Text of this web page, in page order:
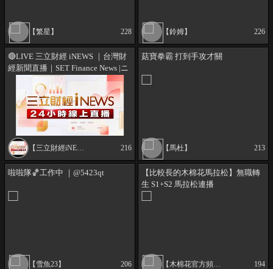
【繁星】 228 【鈴姆】 226
🔴LIVE 三立財經 iNEWS ｜台灣財
經新聞直播｜SET Finance News |ニ
ュースオンライン生放送 @三立財
經iNEWS
【三立財經iNEWS】 216
菇寶拳霸 打到手攻才關
【馬杜】 213
啦啦隊🏀工作中 ｜@5423qt
【雪魚23】 206
【比較長的木棉花馬拉松】無職轉
生 S1+S2 馬拉松連播
【木棉花官方頻道】 194